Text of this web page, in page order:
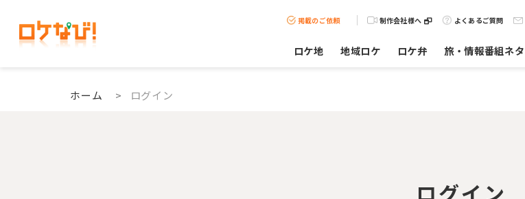
掲載のご依頼 制作会社様へ よくあるご質問
ロケ地 地域ロケ ロケ弁 旅・情報番組ネタ
ホーム > ログイン
ログイン